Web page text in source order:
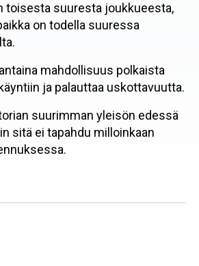
toisesta suuresta joukkueesta,
on todella suuressa
mahdollisuus polkaista
ja palauttaa uskottavuutta.
suurimman yleisön edessä
sitä ei tapahdu milloinkaan